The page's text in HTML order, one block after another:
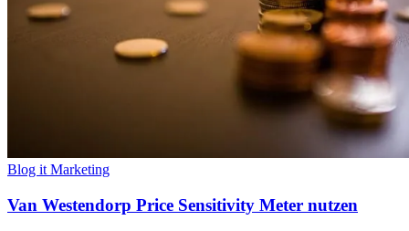
Blog it Marketing
Van Westendorp Price Sensitivity Meter nutzen